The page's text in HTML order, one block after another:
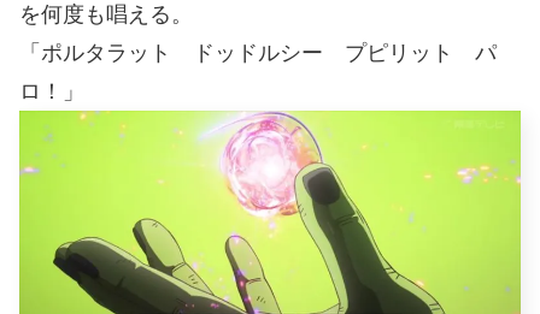
を何度も唱える。
「ポルタラット ドッドルシー プピリット パ
ロ！」